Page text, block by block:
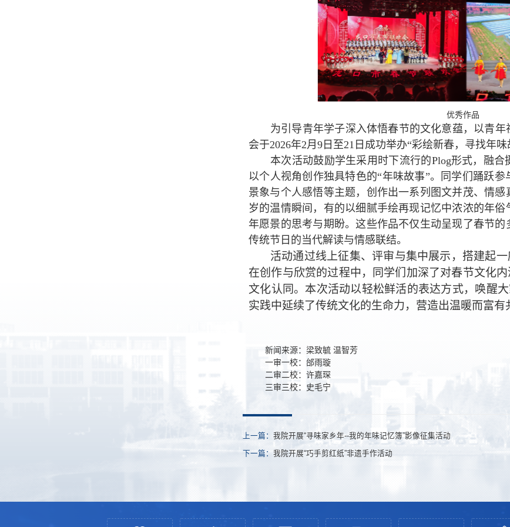
优秀作品
为引导青年学子深入体悟春节的文化意蕴，以青
会于2026年2月9日至21日成功举办“彩绘新春，寻找年味
本次活动鼓励学生采用时下流行的Plog形式，融合
以个人视角创作独具特色的“年味故事”。同学们踊跃
景象与个人感悟等主题，创作出一系列图文并茂、情
岁的温情瞬间，有的以细腻手绘再现记忆中浓浓的年
年愿景的思考与期盼。这些作品不仅生动呈现了春节
传统节日的当代解读与情感联结。
活动通过线上征集、评审与集中展示，搭建起
在创作与欣赏的过程中，同学们加深了对春节文化
文化认同。本次活动以轻松鲜活的表达方式，唤醒
实践中延续了传统文化的生命力，营造出温暖而富有
新闻来源：梁致毓 温智芳
一审一校：邰雨璇
二审二校：许嘉琛
三审三校：史毛宁
上一篇： 我院开展“寻味家乡年--我的年味记忆簿”影像征集活动
下一篇： 我院开展“巧手剪红纸”非遗手作活动